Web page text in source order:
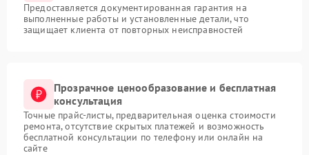
Предоставляется документированная гарантия на
выполненные работы и установленные детали, что
защищает клиента от повторных неисправностей
Прозрачное ценообразование и бесплатная
консультация
Точные прайс-листы, предварительная оценка стоимости
ремонта, отсутствие скрытых платежей и возможность
бесплатной консультации по телефону или онлайн на
сайте